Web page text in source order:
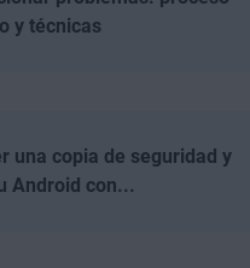
y técnicas
una copia de seguridad y
Android con...